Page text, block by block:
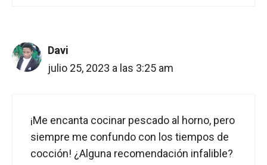
Davi
julio 25, 2023 a las 3:25 am
¡Me encanta cocinar pescado al horno, pero
siempre me confundo con los tiempos de
cocción! ¿Alguna recomendación infalible?